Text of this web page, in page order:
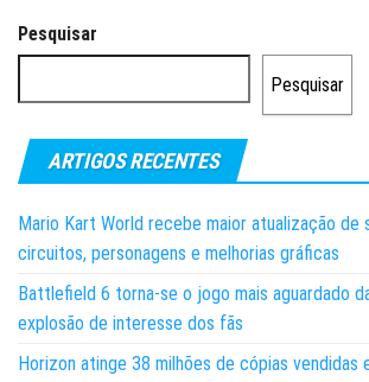
Pesquisar
Pesquisar
ARTIGOS RECENTES
Mario Kart World recebe maior atualização de
circuitos, personagens e melhorias gráficas
Battlefield 6 torna-se o jogo mais aguardado
explosão de interesse dos fãs
Horizon atinge 38 milhões de cópias vendidas